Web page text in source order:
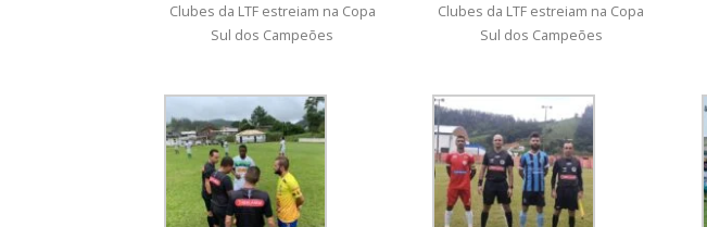
Clubes da LTF estreiam na Copa
Sul dos Campeões
Clubes da LTF estreiam na Copa
Sul dos Campeões